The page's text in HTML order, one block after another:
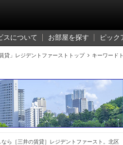
スについて お部屋を探す ピック
賃貸」レジデントファーストトップ  キーワード
ら［三井の賃貸］レジデントファースト。北